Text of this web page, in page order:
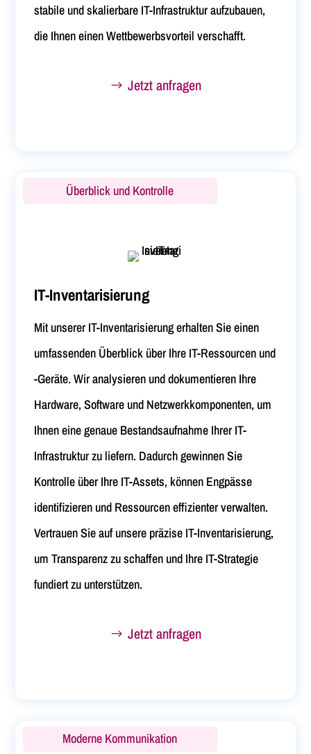
stabile und skalierbare IT-Infrastruktur aufzubauen,
die Ihnen einen Wettbewerbsvorteil verschafft.
Jetzt anfragen
Überblick und Kontrolle
IT-Inventarisierung
Mit unserer IT-Inventarisierung erhalten Sie einen
umfassenden Überblick über Ihre IT-Ressourcen und
-Geräte. Wir analysieren und dokumentieren Ihre
Hardware, Software und Netzwerkkomponenten, um
Ihnen eine genaue Bestandsaufnahme Ihrer IT-
Infrastruktur zu liefern. Dadurch gewinnen Sie
Kontrolle über Ihre IT-Assets, können Engpässe
identifizieren und Ressourcen effizienter verwalten.
Vertrauen Sie auf unsere präzise IT-Inventarisierung,
um Transparenz zu schaffen und Ihre IT-Strategie
fundiert zu unterstützen.
Jetzt anfragen
Moderne Kommunikation